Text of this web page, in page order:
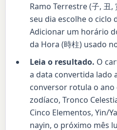
Ramo Terrestre (子, 丑
seu dia escolhe o ciclo
Adicionar um horário
da Hora (時柱) usado
Leia o resultado. O
a data convertida lado
conversor rotula o ano
zodíaco, Tronco
Cinco Elementos, Yin/
nayin, o próximo mês